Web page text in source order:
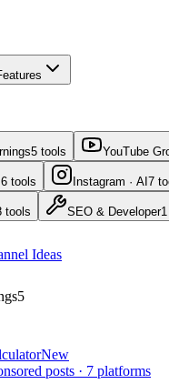
5 tools YouTube
6 tools Instagram · AI 7
tools SEO & Developer1
Ideas
5
New
posts · 7 platforms